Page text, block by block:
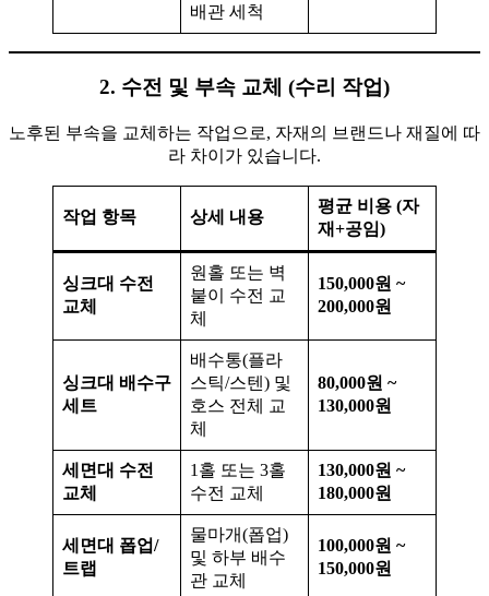
배관 세척
2. 수전 및 부속 교체 (수리 작업)
노후된 부속을 교체하는 작업으로, 자재의 브랜드나 재질에 따
라 차이가 있습니다.
작업 항목 상세 내용
평균 비용 (자
재+공임)
싱크대 수전
교체
원홀 또는 벽
붙이 수전 교
체
150,000원 ~
200,000원
싱크대 배수구
세트
배수통(플라
스틱/스텐) 및
호스 전체 교
체
80,000원 ~
130,000원
세면대 수전
교체
1홀 또는 3홀
수전 교체
130,000원 ~
180,000원
세면대 폽업/
트랩
물마개(폽업)
및 하부 배수
관 교체
100,000원 ~
150,000원